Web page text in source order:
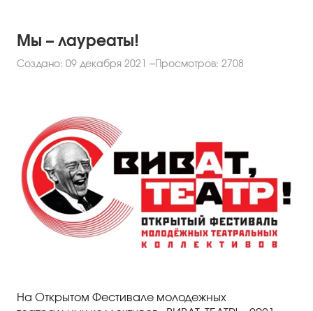
Мы – лауреаты!
Создано: 09 декабря 2021 Просмотров: 2708
На Открытом Фестивале молодежных